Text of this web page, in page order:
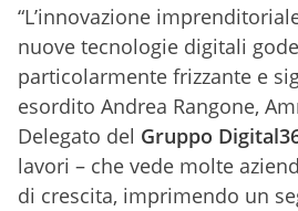
“L’innovazione
nuove tecnologie digitali
particolarmente frizzante e
esordito Andrea Rangone,
Delegato del Gruppo
lavori – che vede molte
di crescita, imprimendo un